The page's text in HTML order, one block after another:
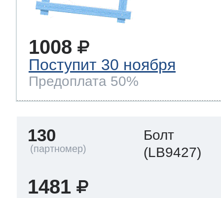
1008
Поступит 30 ноября
Предоплата 50%
130
Болт
(LB9427)
1481